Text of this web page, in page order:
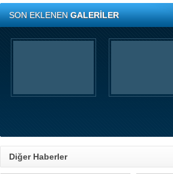
SON EKLENENGALERİLER
Diğer Haberler